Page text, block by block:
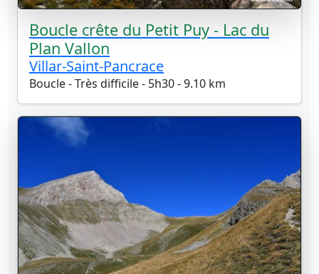
Boucle crête du Petit Puy - Lac du
Plan Vallon
Villar-Saint-Pancrace
Boucle - Très difficile - 5h30 - 9.10 km